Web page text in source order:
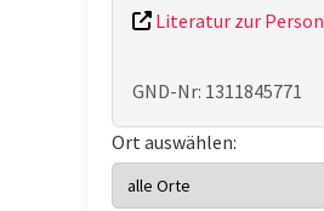
Literatur zur Person
GND-Nr: 1311845771
Ort auswählen: